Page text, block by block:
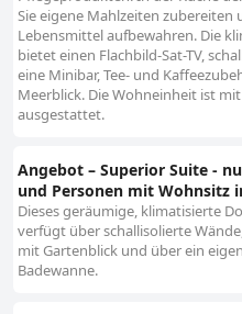
Sie eigene Mahlzeiten zubereiten
Lebensmittel aufbewahren. Die
bietet einen Flachbild-Sat-TV,
eine Minibar, Tee- und
Meerblick. Die Wohneinheit ist
ausgestattet.
Angebot – Superior Suite -
und Personen mit Wohnsitz
Dieses geräumige, klimatisierte
verfügt über schallisolierte
mit Gartenblick und über ein
Badewanne.